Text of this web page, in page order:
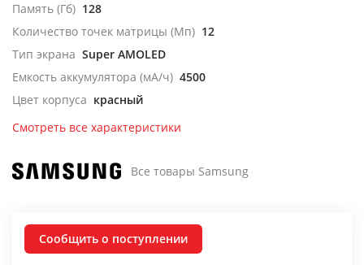
Память (Гб) 128
Количество точек матрицы (Мп) 12
Тип экрана Super AMOLED
Емкость аккумулятора (мА/ч) 4500
Цвет корпуса красный
Смотреть все характеристики
Все товары Samsung
Сообщить о поступлении